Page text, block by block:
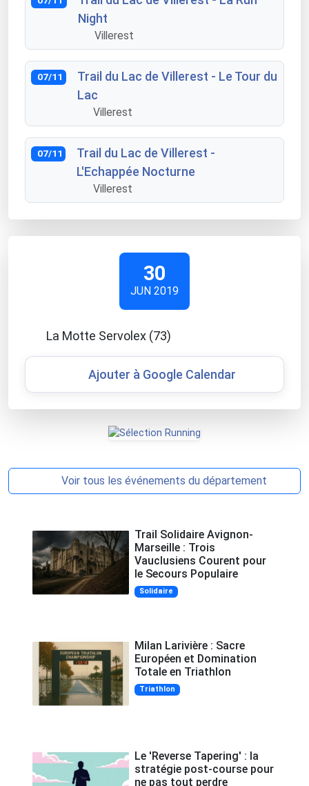
Night
Villerest
07/11
Trail du Lac de Villerest - Le Tour du
Lac
Villerest
07/11
Trail du Lac de Villerest -
L'Echappée Nocturne
Villerest
30
JUN 2019
La Motte Servolex (73)
Ajouter à Google Calendar
Voir tous les événements du département
Trail Solidaire Avignon-
Marseille : Trois
Vauclusiens Courent pour
le Secours Populaire
Solidaire
Milan Larivière : Sacre
Européen et Domination
Totale en Triathlon
Triathlon
Le 'Reverse Tapering' : la
stratégie post-course pour
ne pas tout perdre